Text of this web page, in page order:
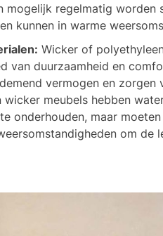
mogelijk regelmatig
kunnen in warme
Wicker of
van duurzaamheid en
vermogen en
wicker meubels hebben
onderhouden, maar
om de